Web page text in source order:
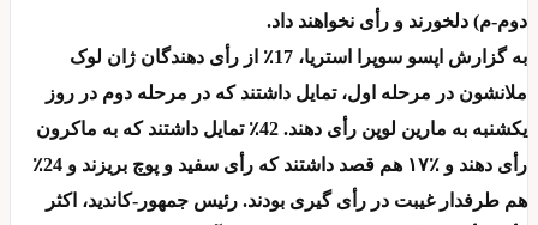
دوم-م) دلخورند و رأی نخواهند داد.
به گزارش اپسو سوپرا استریا، 17٪ از رأی دهندگان ژان لوک
ملانشون در مرحله اول، تمایل داشتند که در مرحله دوم در روز
یکشنبه به مارین لوپن رأی دهند. 42٪ تمایل داشتند که به ماکرون
رأی دهند و ٪۱۷ هم قصد داشتند که رأی سفید و پوچ بریزند و 24٪
هم طرفدار غیبت در رأی گیری بودند. رئیس جمهور-کاندید، اکثر